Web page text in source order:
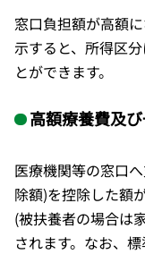
窓口負担額が高額に
示すると、所得区
とができます。
高額療養費及
医療機関等の窓口
除額)を控除した額が
(被扶養者の場合は
されます。なお、